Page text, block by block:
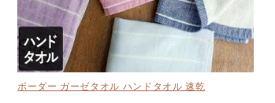
ボーダー ガーゼタオル ハンドタオル 速乾